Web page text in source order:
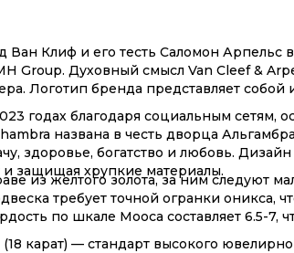
Ван Клиф и его тесть Саломон
Group. Духовный смысл Van Cleef &
Логотип бренда представляет
годах благодаря социальным сетям,
названа в честь дворца
здоровье, богатство и любовь.
защищая хрупкие материалы.
из желтого золота, за ним следуют
требует точной огранки оникса,
по шкале Мооса составляет 6.5-
карат) — стандарт высокого